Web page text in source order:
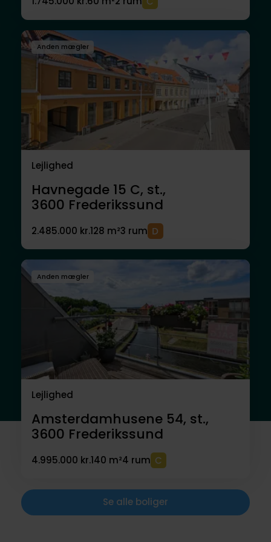
Anden mægler
Lejlighed
Havnegade 15 C, st.,
3600 Frederikssund
2.485.000 kr.128 m²3 rum
Anden mægler
Lejlighed
Amsterdamhusene 54, st.,
3600 Frederikssund
4.995.000 kr.140 m²4 rum
Se alle boliger